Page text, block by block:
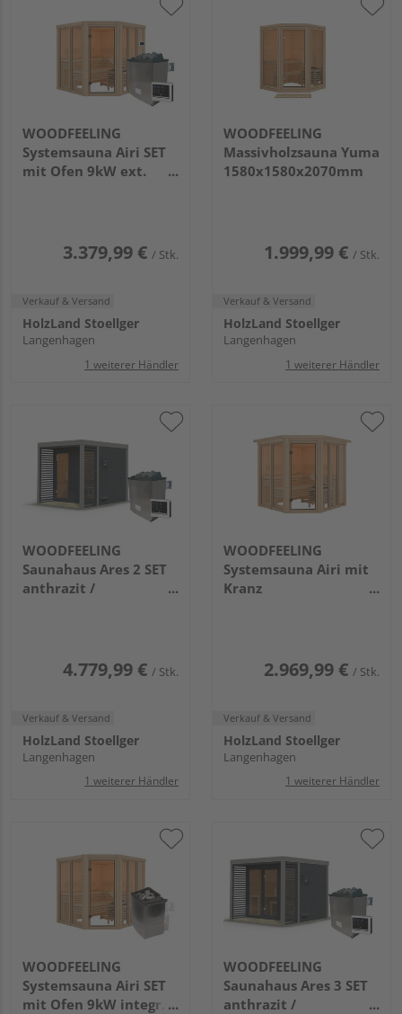
WOODFEELING
Systemsauna Airi SET
mit Ofen 9kW ext.
3.379,99 € / Stk.
Verkauf & Versand
HolzLand Stoellger
Langenhagen
1 weiterer Händler
WOODFEELING
Massivholzsauna Yuma
1580x1580x2070mm
1.999,99 € / Stk.
Verkauf & Versand
HolzLand Stoellger
Langenhagen
1 weiterer Händler
WOODFEELING
Saunahaus Ares 2 SET
anthrazit /
4.779,99 € / Stk.
Verkauf & Versand
HolzLand Stoellger
Langenhagen
1 weiterer Händler
WOODFEELING
Systemsauna Airi mit
Kranz
2.969,99 € / Stk.
Verkauf & Versand
HolzLand Stoellger
Langenhagen
1 weiterer Händler
WOODFEELING
Systemsauna Airi SET
mit Ofen 9kW integr.
WOODFEELING
Saunahaus Ares 3 SET
anthrazit /